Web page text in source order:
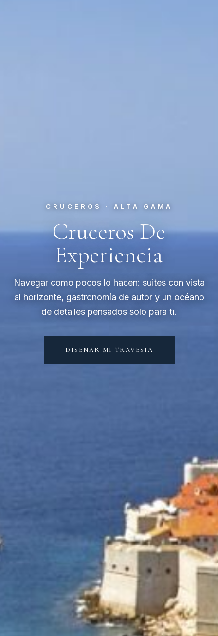
CRUCEROS · ALTA GAMA
Cruceros De
Experiencia
Navegar como pocos lo hacen: suites con vista
al horizonte, gastronomía de autor y un océano
de detalles pensados solo para ti.
DISEÑAR MI TRAVESÍA